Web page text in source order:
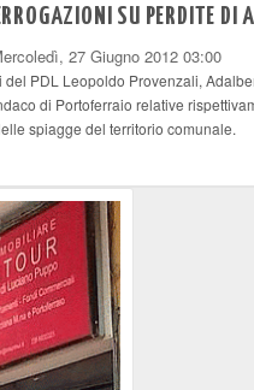
SU PERDITE DI
27 Giugno 2012 03:00
PDL Leopoldo Provenzali,
di Portoferraio relative
spiagge del territorio comunale.